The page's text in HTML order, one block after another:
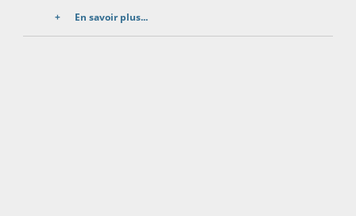
En savoir plus...